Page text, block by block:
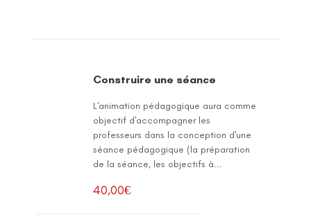
Construire une séance
L'animation pédagogique aura comme
objectif d'accompagner les
professeurs dans la conception d'une
séance pédagogique (la préparation
de la séance, les objectifs à...
40,00€